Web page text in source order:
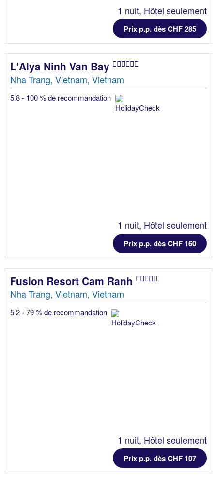
1 nuit, Hôtel seulement
Prix p.p. dès CHF 285
L'Alya Ninh Van Bay
Nha Trang, Vietnam, Vietnam
5.8 - 100 % de recommandation
1 nuit, Hôtel seulement
Prix p.p. dès CHF 160
Fusion Resort Cam Ranh
Nha Trang, Vietnam, Vietnam
5.2 - 79 % de recommandation
1 nuit, Hôtel seulement
Prix p.p. dès CHF 107